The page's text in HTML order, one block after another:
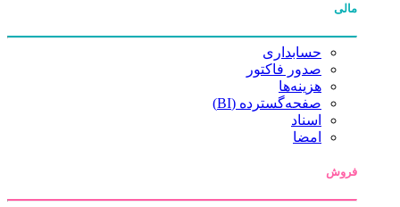
مالی
حسابداری
صدور فاکتور
هزینه‌ها
صفحه‌گسترده (BI)
اسناد
امضا
فروش